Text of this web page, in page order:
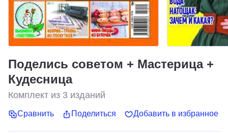
Поделись советом + Мастерица +
Кудесница
Комплект из 3 изданий
Сравнить Поделиться Добавить в избранное